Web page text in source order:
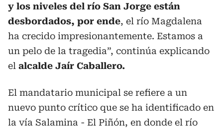
y los niveles del río San Jorge están
desbordados, por ende, el río Magdalena
ha crecido impresionantemente. Estamos a
un pelo de la tragedia”, continúa explicando
el alcalde Jaír Caballero.
El mandatario municipal se refiere a un
nuevo punto crítico que se ha identificado en
la vía Salamina - El Piñón, en donde el río